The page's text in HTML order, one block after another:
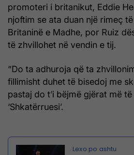
promoteri i britanikut, Eddie
njoftim se ata duan një rimeç
Britaninë e Madhe, por Ruiz
të zhvillohet në vendin e tij.
“Do ta adhuroja që ta
fillimisht duhet të bisedoj me
pastaj do t’i bëjmë gjërat më
‘Shkatërruesi’.